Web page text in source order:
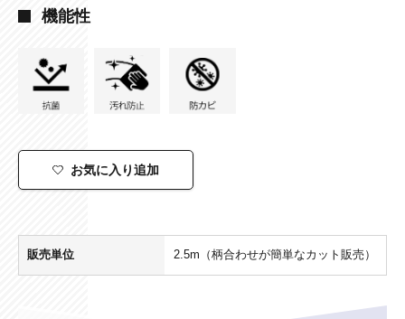
機能性
お気に入り追加
販売単位 2.5m（柄合わせが簡単なカット販売）